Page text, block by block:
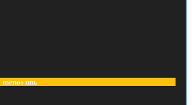
menos um.